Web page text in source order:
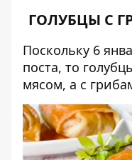
ГОЛУБЦЫ С
Поскольку 6
поста, то
мясом, а с